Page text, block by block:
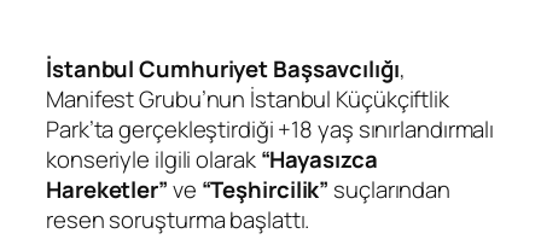
İstanbul Cumhuriyet Başsavcılığı,
Manifest Grubu’nun İstanbul Küçükçiftlik
Park’ta gerçekleştirdiği +18 yaş sınırlandırmalı
konseriyle ilgili olarak“Hayasızca
Hareketler”ve “Teşhircilik” suçlarından
resen soruşturma başlattı.